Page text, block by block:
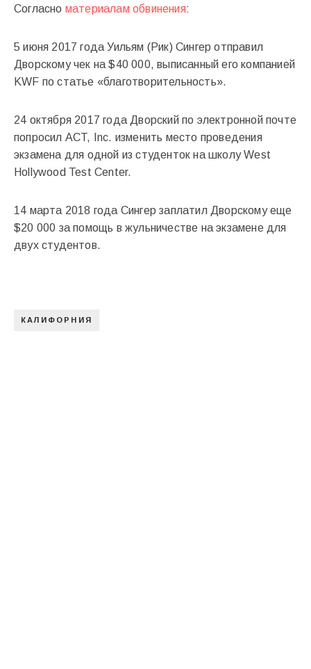
Согласно материалам обвинения:
5 июня 2017 года Уильям (Рик) Сингер отправил
Дворскому чек на $40 000, выписанный его компанией
KWF по статье «благотворительность».
24 октября 2017 года Дворский по электронной почте
попросил ACT, Inc. изменить место проведения
экзамена для одной из студенток на школу West
Hollywood Test Center.
14 марта 2018 года Сингер заплатил Дворскому еще
$20 000 за помощь в жульничестве на экзамене для
двух студентов.
КАЛИФОРНИЯ